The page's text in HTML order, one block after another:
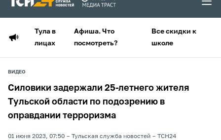
Тула в
лицах
Афиша. Что
посмотреть?
Все скидки к
школе
ВИДЕО
Силовики задержали 25-летнего жителя
Тульской области по подозрению в
оправдании терроризма
01 июня 2023, 07:50 Тульская служба новостей ТСН24